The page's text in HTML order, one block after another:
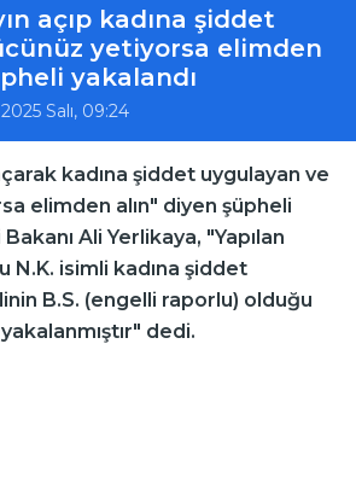
açıp kadına şiddet
yetiyorsa elimden
yakalandı
Salı, 09:24
kadına şiddet uygulayan ve
elimden alın" diyen şüpheli
Ali Yerlikaya, "Yapılan
N.K. isimli kadına şiddet
B.S. (engelli raporlu) olduğu
dedi.